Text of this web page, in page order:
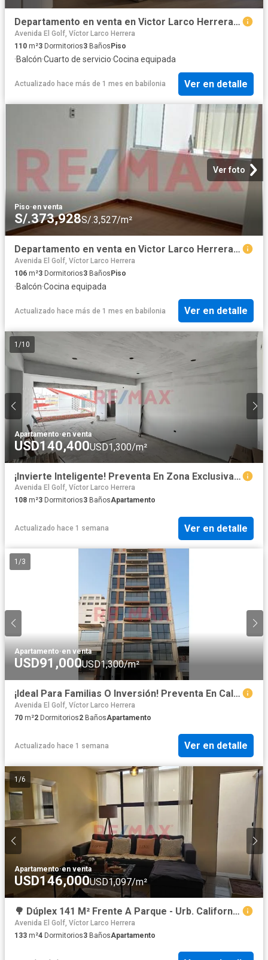
Departamento en venta en Victor Larco Herrera a S/492,450
Avenida El Golf, Víctor Larco Herrera
110 m²3 Dormitorios3 Baños Piso
·Balcón·Cuarto de servicio·Cocina equipada
Actualizado hace más de 1 mes en babilonia Ver en detalle
Ver foto
Piso·en venta
S/.373,928S/.3,527/m²
Departamento en venta en Victor Larco Herrera a S/361,200
Avenida El Golf, Víctor Larco Herrera
106 m²3 Dormitorios3 BañosPiso
·Balcón·Cocina equipada
Actualizado hace más de 1 mes en babilonia Ver en detalle
1 /10
Apartamento·en venta
USD140,400USD1,300/m²
¡Invierte Inteligente! Preventa En Zona Exclusiva De California Sin Alcabala Y Alta Plusvalía 📈💼
Avenida El Golf, Víctor Larco Herrera
108 m²3 Dormitorios3 BañosApartamento
Actualizado hace 1 semana Ver en detalle
1 /3
Apartamento·en venta
USD91,000USD1,300/m²
¡Ideal Para Familias O Inversión! Preventa En California Con Excelente Distribución Y Plusvalía 🔑📈
Avenida El Golf, Víctor Larco Herrera
70 m²2 Dormitorios2 BañosApartamento
Actualizado hace 1 semana Ver en detalle
1 /6
Apartamento·en venta
USD146,000USD1,097/m²
🌳 Dúplex 141 M² Frente A Parque - Urb. California 🏡
Avenida El Golf, Víctor Larco Herrera
133 m²4 Dormitorios3 BañosApartamento